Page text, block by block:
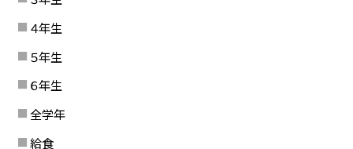
４年生
５年生
６年生
全学年
給食